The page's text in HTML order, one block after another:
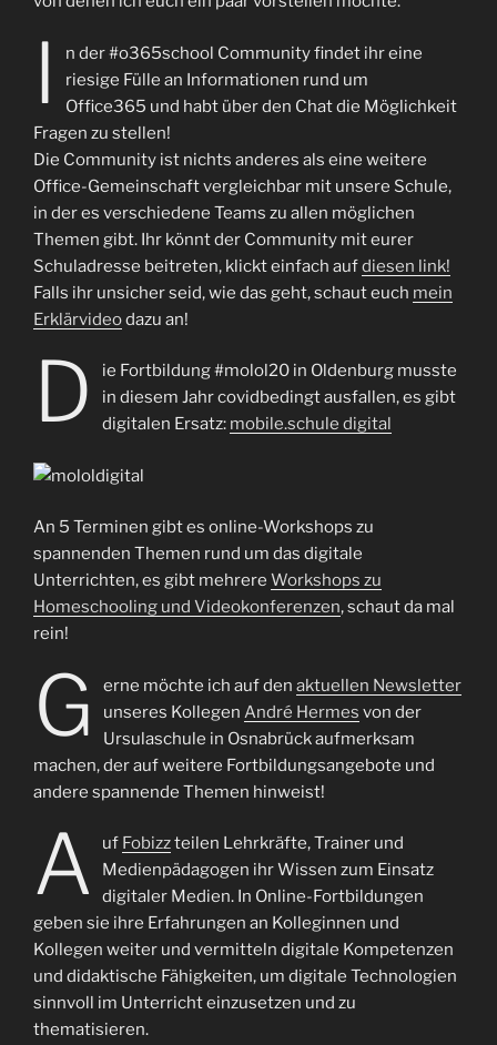
I
n der #o365school Community findet ihr eine
riesige Fülle an Informationen rund um
Office365 und habt über den Chat die Möglichkeit
Fragen zu stellen!
Die Community ist nichts anderes als eine weitere
Office-Gemeinschaft vergleichbar mit unsere Schule,
in der es verschiedene Teams zu allen möglichen
Themen gibt. Ihr könnt der Community mit eurer
Schuladresse beitreten, klickt einfach aufdiesen link!
Falls ihr unsicher seid, wie das geht, schaut euch mein
Erklärvideodazu an!
D
ie Fortbildung #molol20 in Oldenburg musste
in diesem Jahr covidbedingt ausfallen, es gibt
digitalen Ersatz: mobile.schule digital
An 5 Terminen gibt es online-Workshops zu
spannenden Themen rund um das digitale
Unterrichten, es gibt mehrere Workshops zu
Homeschooling und Videokonferenzen, schaut da mal
rein!
G erne möchte ich auf den aktuellen Newsletter
unseres Kollegen André Hermes von der
Ursulaschule in Osnabrück aufmerksam
machen, der auf weitere Fortbildungsangebote und
andere spannende Themen hinweist!
A uf Fobizzteilen Lehrkräfte, Trainer und
Medienpädagogen ihr Wissen zum Einsatz
digitaler Medien. In Online-Fortbildungen
geben sie ihre Erfahrungen an Kolleginnen und
Kollegen weiter und vermitteln digitale Kompetenzen
und didaktische Fähigkeiten, um digitale Technologien
sinnvoll im Unterricht einzusetzen und zu
thematisieren.